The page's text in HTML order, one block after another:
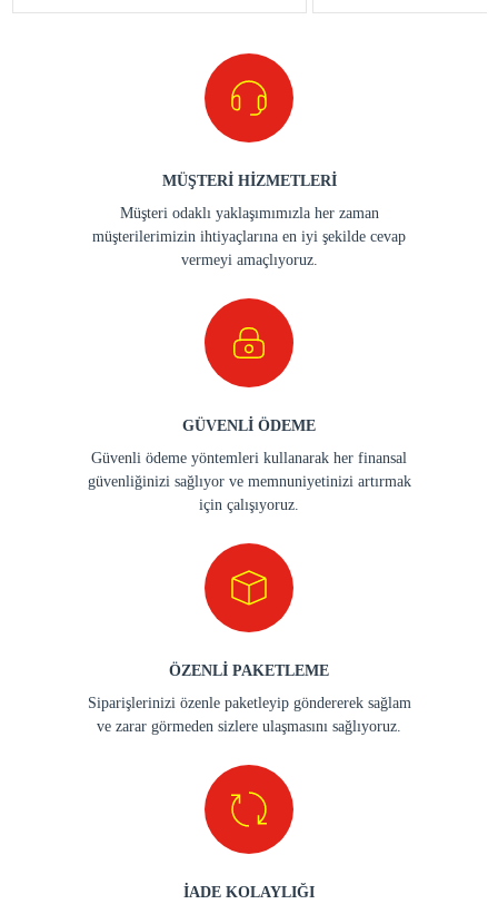
MÜŞTERİ HİZMETLERİ
Müşteri odaklı yaklaşımımızla her zaman
müşterilerimizin ihtiyaçlarına en iyi şekilde cevap
vermeyi amaçlıyoruz.
GÜVENLİ ÖDEME
Güvenli ödeme yöntemleri kullanarak her finansal
güvenliğinizi sağlıyor ve memnuniyetinizi artırmak
için çalışıyoruz.
ÖZENLİ PAKETLEME
Siparişlerinizi özenle paketleyip göndererek sağlam
ve zarar görmeden sizlere ulaşmasını sağlıyoruz.
İADE KOLAYLIĞI